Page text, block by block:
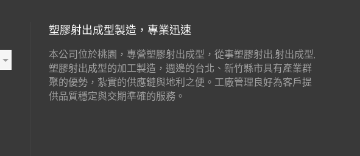
塑膠射出成型製造，專業迅速
本公司位於桃園，專營塑膠射出成型，從事塑膠射出,射出成型,
塑膠射出成型的加工製造，週邊的台北、新竹縣市具有產業群
聚的優勢，紮實的供應鏈與地利之便。工廠管理良好為客戶提
供品質穩定與交期準確的服務。